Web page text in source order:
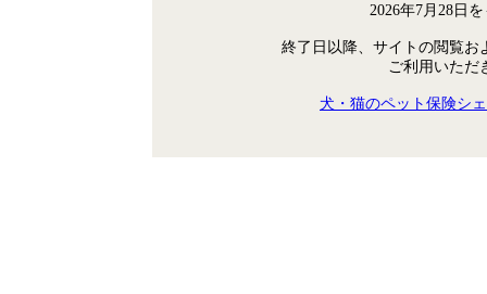
2026年7月28日
終了日以降、サイトの閲覧お
ご利用いただ
犬・猫のペット保険シ